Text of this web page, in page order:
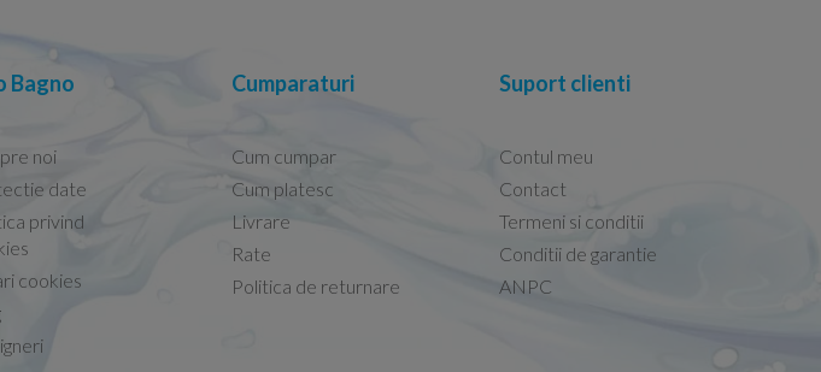
Capacele Grohe sunt de bună calitate și se
Marius -08.02.2026
Bagno
noi
date
privind
cookies
Cumparaturi
Cum cumpar
Cum platesc
Livrare
Rate
Politica de returnare
Suport clienti
Contul meu
Contact
Termeni si conditii
Conditii de garantie
ANPC